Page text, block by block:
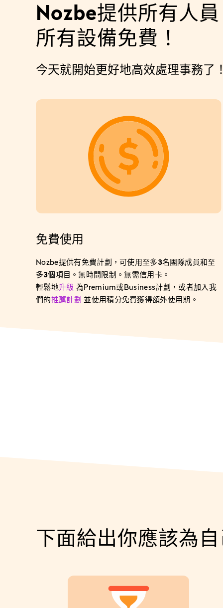
Nozbe提供所有人
所有設備免費！
今天就開始更好地高效處理事務了
免費使用
Nozbe提供有免費計劃，可使用至多3名團隊成員和至
多3個項目 。無時間限制。無需信用卡。
輕鬆地升級 為Premium或Business計劃，或者加入我
們的推薦計劃 並使用積分免費獲得額外使用期。
下面給出你應該為